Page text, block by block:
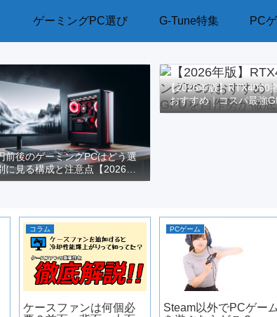
ゲーミングPC選び G-Tune特集 PC
前後のゲーミングPCはどう選
に見る構成と注意点【2026年
版】
【2026年版】RTX4060
おすすめ｜コスパ最強
解説
コラム
ケースファンは何個必
PCゲーム
Steam以外でPCゲーム